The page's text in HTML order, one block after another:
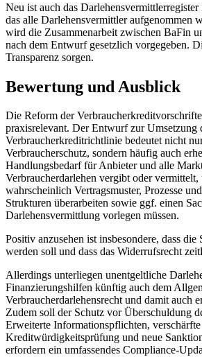
Neu ist auch das
das alle Darlehensvermittler aufgenommen
wird die Zusammenarbeit zwischen BaFin
nach dem Entwurf gesetzlich vorgegeben.
Transparenz sorgen.
Bewertung und Ausblick
Die Reform der
praxisrelevant. Der Entwurf zur Umsetzung
Verbraucherkreditrichtlinie bedeutet nicht
Verbraucherschutz, sondern häufig auch
Handlungsbedarf für Anbieter und alle
Verbraucherdarlehen vergibt oder
wahrscheinlich Vertragsmuster, Prozesse
Strukturen überarbeiten sowie ggf. einen
Darlehensvermittlung vorlegen müssen.
Positiv anzusehen ist insbesondere, dass
werden soll und dass das Widerrufsrecht
Allerdings unterliegen unentgeltliche
Finanzierungshilfen künftig auch dem
Verbraucherdarlehensrecht und damit auch
Zudem soll der Schutz vor Überschuldung
Erweiterte Informationspflichten,
Kreditwürdigkeitsprüfung und neue
erfordern ein umfassendes Compliance-